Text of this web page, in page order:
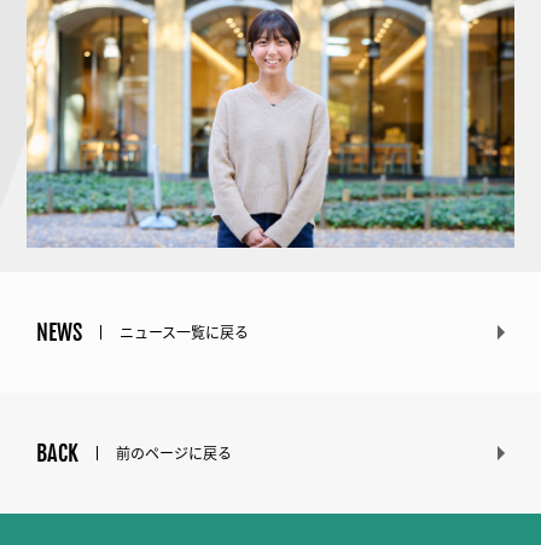
NEWS ニュース一覧に戻る
BACK 前のページに戻る